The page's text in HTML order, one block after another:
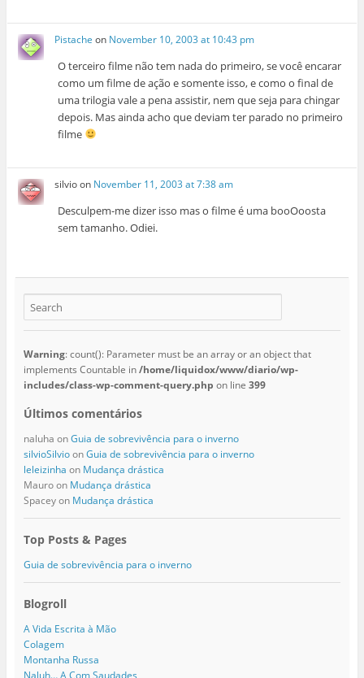
Pistache on November 10, 2003 at 10:43 pm
O terceiro filme não tem nada do primeiro, se você encarar
como um filme de ação e somente isso, e como o final de
uma trilogia vale a pena assistir, nem que seja para chingar
depois. Mas ainda acho que deviam ter parado no primeiro
filme
silvioon November 11, 2003 at 7:38 am
Desculpem-me dizer isso mas o filme é uma booOoosta
sem tamanho. Odiei.
Warning: count(): Parameter must be an array or an object that
implements Countable in/home/liquidox/www/diario/wp-
includes/class-wp-comment-query.php on line 399
Últimos comentários
naluha onGuia de sobrevivência para o inverno
silvioSilvioonGuia de sobrevivência para o inverno
leleizinha on Mudança drástica
Mauroon Mudança drástica
Spaceyon Mudança drástica
Top Posts & Pages
Guia de sobrevivência para o inverno
Blogroll
A Vida Escrita à Mão
Colagem
Montanha Russa